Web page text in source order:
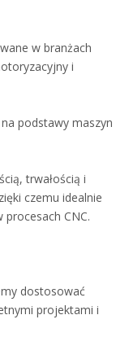
w branżach
i
podstawy maszyn
trwałością i
czemu idealnie
CNC.
dostosować
projektami i